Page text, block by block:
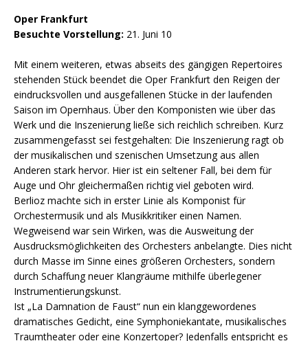
Oper Frankfurt
Besuchte Vorstellung: 21. Juni 10
Mit einem weiteren, etwas abseits des gängigen Repertoires
stehenden Stück beendet die Oper Frankfurt den Reigen der
eindrucksvollen und ausgefallenen Stücke in der laufenden
Saison im Opernhaus. Über den Komponisten wie über das
Werk und die Inszenierung ließe sich reichlich schreiben. Kurz
zusammengefasst sei festgehalten: Die Inszenierung ragt ob
der musikalischen und szenischen Umsetzung aus allen
Anderen stark hervor. Hier ist ein seltener Fall, bei dem für
Auge und Ohr gleichermaßen richtig viel geboten wird.
Berlioz machte sich in erster Linie als Komponist für
Orchestermusik und als Musikkritiker einen Namen.
Wegweisend war sein Wirken, was die Ausweitung der
Ausdrucksmöglichkeiten des Orchesters anbelangte. Dies nicht
durch Masse im Sinne eines größeren Orchesters, sondern
durch Schaffung neuer Klangräume mithilfe überlegener
Instrumentierungskunst.
Ist „La Damnation de Faust“ nun ein klanggewordenes
dramatisches Gedicht, eine Symphoniekantate, musikalisches
Traumtheater oder eine Konzertoper? Jedenfalls entspricht es